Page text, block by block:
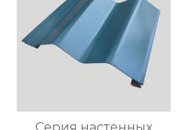
Серия настенных